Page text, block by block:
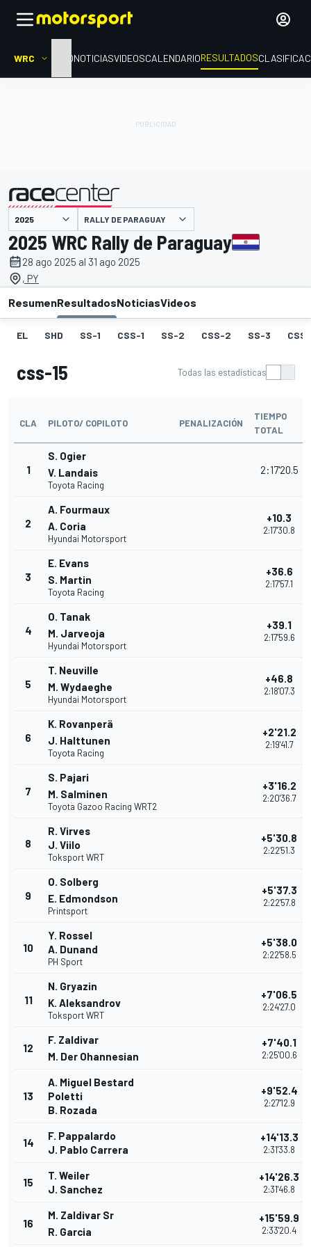
WRC INICIONOTICIASVIDEOSCALENDARIORESULTADOS
presentado por RALLY DE PARAGUAY
2025 WRC Rally de Paraguay
28 ago 2025 al 31 ago 2025
, PY
ResumenResultadosNoticiasVideos
EL SHD SS-1 CSS-1 SS-2 CSS-2 SS-3
css-15 Todas las estadísticas
CLA PILOTO/ COPILOTO PENALIZACIÓN
TIEMPO
TOTAL
1
S. Ogier
V. Landais
Toyota Racing
2:17'20.5
2
A. Fourmaux
A. Coria
Hyundai Motorsport
+10.3
2:17'30.8
3
E. Evans
S. Martin
Toyota Racing
+36.6
2:17'57.1
4
O. Tanak
M. Jarveoja
Hyundai Motorsport
+39.1
2:17'59.6
5
T. Neuville
M. Wydaeghe
Hyundai Motorsport
+46.8
2:18'07.3
6
K. Rovanperä
J. Halttunen
Toyota Racing
+2'21.2
2:19'41.7
7
S. Pajari
M. Salminen
Toyota Gazoo Racing WRT2
+3'16.2
2:20'36.7
8
R. Virves
J. Viilo
Toksport WRT
+5'30.8
2:22'51.3
9
O. Solberg
E. Edmondson
Printsport
+5'37.3
2:22'57.8
10
Y. Rossel
A. Dunand
PH Sport
+5'38.0
2:22'58.5
11
N. Gryazin
K. Aleksandrov
Toksport WRT
+7'06.5
2:24'27.0
12
F. Zaldivar
M. Der Ohannesian
+7'40.1
2:25'00.6
13
A. Miguel Bestard
Poletti
B. Rozada
+9'52.4
2:27'12.9
14
F. Pappalardo
J. Pablo Carrera
+14'13.3
2:31'33.8
15
T. Weiler
J. Sanchez
+14'26.3
2:31'46.8
16
M. Zaldivar Sr
R. Garcia
+15'59.9
2:33'20.4